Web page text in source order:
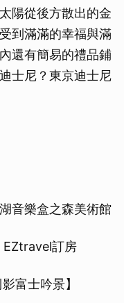
陽從後方散出的金
到滿滿的幸福與滿
還有簡易的禮品鋪
士尼？東京迪士尼
音樂盒之森美術館
訂房
富士吟景】